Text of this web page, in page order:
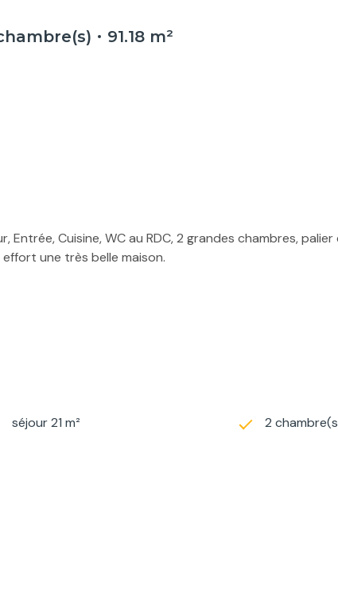
91.18 m²
Entrée, Cuisine, WC au RDC, 2 grandes chambres,
une très belle maison.
séjour 21 m² 2